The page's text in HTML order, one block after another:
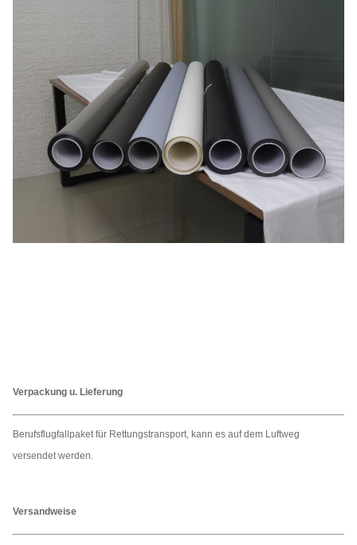
Verpackung u. Lieferung
Berufsflugfallpaket für Rettungstransport, kann es auf dem Luftweg
versendet werden.
Versandweise